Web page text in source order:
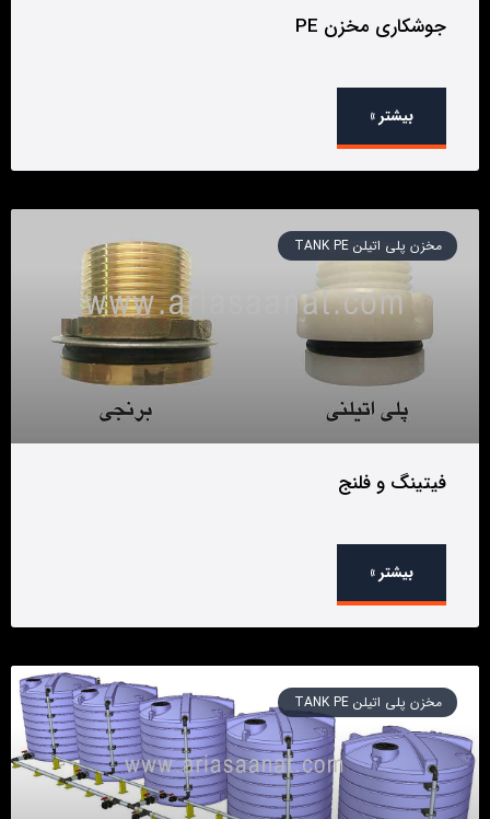
جوشکاری مخزن PE
بیشتر »
مخزن پلی اتیلن TANK PE
فیتینگ و فلنج
بیشتر »
مخزن پلی اتیلن TANK PE